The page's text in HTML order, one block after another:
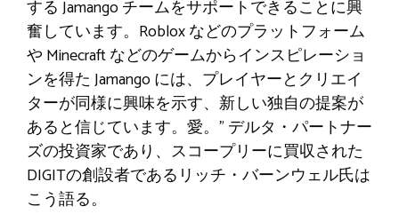
する Jamango チームをサポートできることに興
奮しています。Roblox などのプラットフォーム
や Minecraft などのゲームからインスピレーショ
ンを得た Jamango には、プレイヤーとクリエイ
ターが同様に興味を示す、新しい独自の提案が
あると信じています。愛。” デルタ・パートナー
ズの投資家であり、スコープリーに買収された
DIGITの創設者であるリッチ・バーンウェル氏は
こう語る。